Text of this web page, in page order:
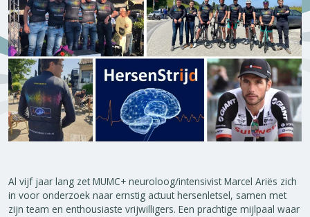
Al vijf jaar lang zet MUMC+ neuroloog/intensivist Marcel Ariës zich
in voor onderzoek naar ernstig actuut hersenletsel, samen met
zijn team en enthousiaste vrijwilligers. Een prachtige mijlpaal waar